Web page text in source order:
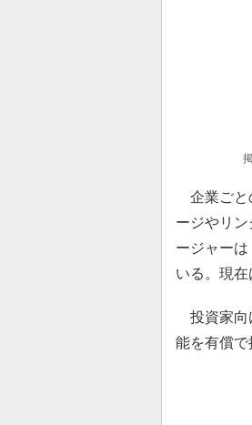
企業ごと
ージやリ
ージャー
いる。現在
投資家向
能を有償で